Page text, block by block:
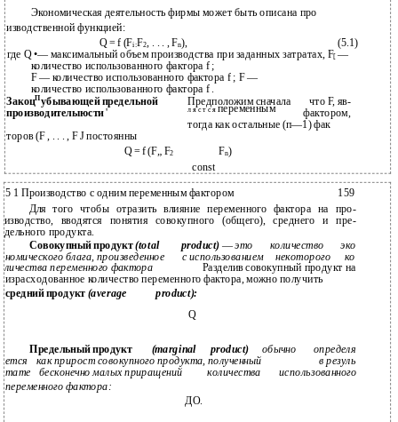
Экономическая деятельность фирмы может быть описана про­
изводственной функцией:
Q = f (Fi:F2, . . . , Fn), (5.1)
где Q •— максимальный объем производства при заданных затратах, F[ —
количество использованного фактора f ;
F — количество использованного фактора f ; F —
количество использованного фактора f .
ЗакоцПубывающей предельной Предположим сначала
что F, яв-
производителыюсти' л я с т с я переменным фактором,
тогда как остальные (п—1) фак­
торов (F , . . . , F J постоянны
Q = f (F„ F2 Fn)
const
5 1 Производство с одним переменным фактором 159
Для того чтобы отразить влияние переменного фактора на про­
изводство, вводятся понятия совокупного (общего), среднего и пре­
дельного продукта.
Совокупный продукт(total product) —это количество
эко­
номического блага, произведенное
с использованием некоторого ко­
личества переменного фактора Разделив совокупный продукт на
израсходованное количество переменного фактора, можно получить
средний продукт (average
product):
Q
Предельный продукт (marginal product) обычно определя­
ется как прирост совокупного продукта, полученный в резуль­
тате бесконечно малых приращений количества использованного
переменного фактора:
ДО.